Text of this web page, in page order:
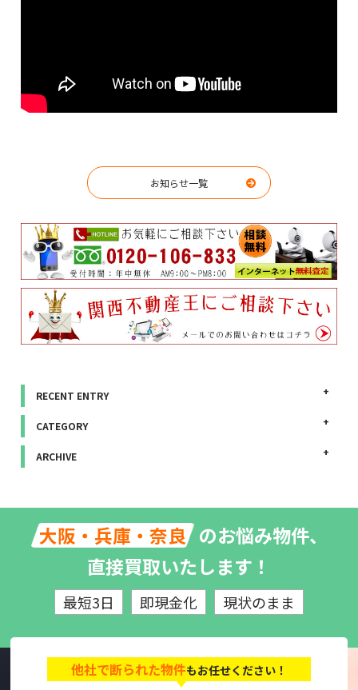
お知らせ一覧
RECENT ENTRY
CATEGORY
ARCHIVE
大阪・兵庫・奈良 のお悩み物件、
直接買取いたします！
最短3日 即現金化 現状のまま
他社で断られた物件もお任せください！